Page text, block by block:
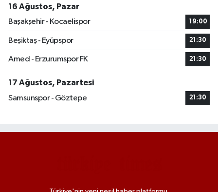
16 Ağustos, Pazar
Başakşehir - Kocaelispor
19:00
Beşiktaş - Eyüpspor 21:30
Amed - Erzurumspor FK 21:30
17 Ağustos, Pazartesi
Samsunspor - Göztepe
21:30